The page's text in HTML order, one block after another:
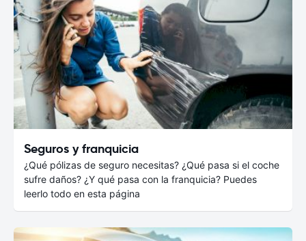
Seguros y franquicia
¿Qué pólizas de seguro necesitas? ¿Qué pasa si el coche
sufre daños? ¿Y qué pasa con la franquicia? Puedes
leerlo todo en esta página